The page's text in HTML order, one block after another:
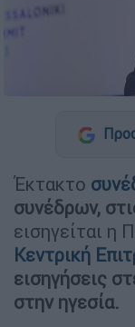
Έκτακτο
συνέδρων,
εισηγείται η
Κεντρική
εισηγήσεις
στην ηγεσία.